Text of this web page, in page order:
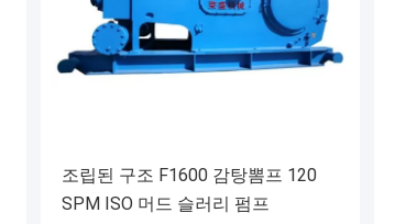
조립된 구조 F1600 감탕뽐프 120
SPM ISO 머드 슬러리 펌프